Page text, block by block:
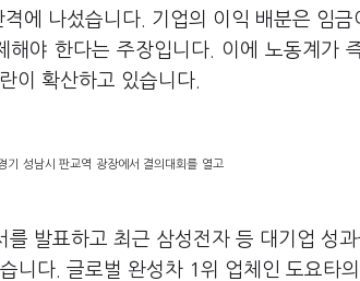
에 나섰습니다
기업의 이익 배분은 임금
해야 한다는 주장입니다 이에 노동계가
이 확산하고 있습니다
기 성남시 판교역 광장에서 결의대회를 열고
를 발표하고 최근 삼성전자 등 대기업 성과
니다 글로벌 완성차 1 위 업체인 도요타